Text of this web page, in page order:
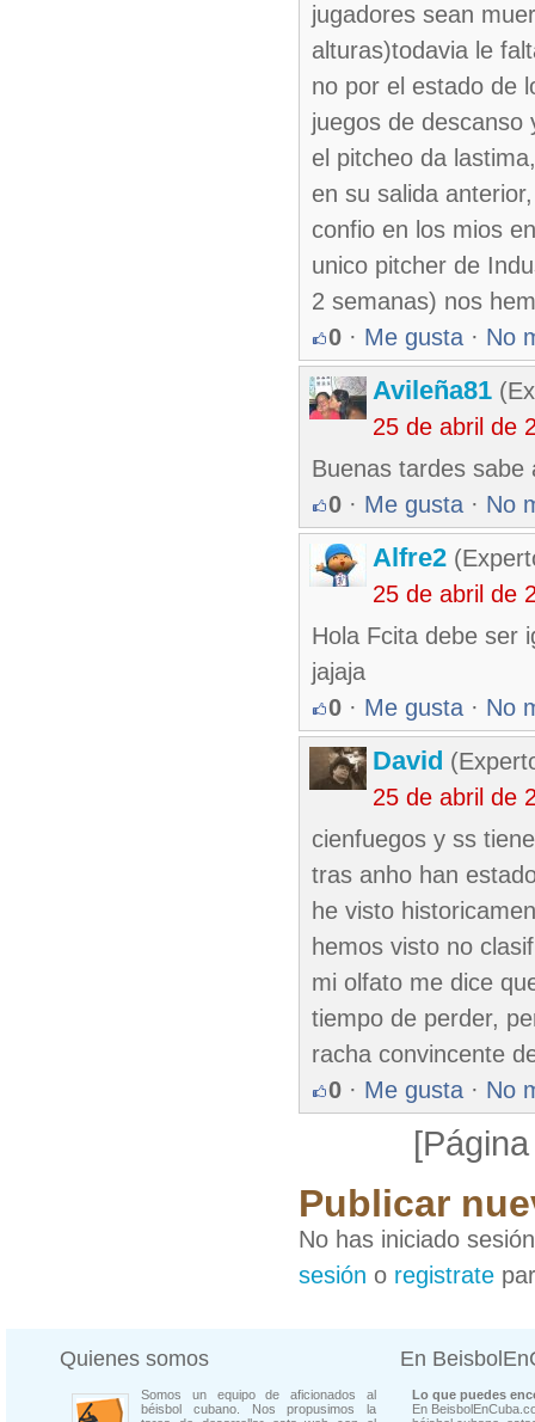
jugadores sean
alturas)todavia le
no por el estado de
juegos de
el pitcheo da
en su salida
confio en los mios
unico pitcher de
2 semanas) nos
0 · Me gusta · No
Avileña81
25 de abril de
Buenas tardes sabe
0 · Me gusta · No
Alfre2
25 de abril de
Hola Fcita debe ser
jajaja
0 · Me gusta · No
David
25 de abril de
cienfuegos y ss
tras anho han
he visto
hemos visto no
mi olfato me dice
tiempo de perder,
racha convincente
0 · Me gusta · No
Publicar
No has iniciado
sesión o registrate
Quienes somos
Somos un equipo de aficionados al
béisbol cubano. Nos propusimos la
En
Lo que puedes
En